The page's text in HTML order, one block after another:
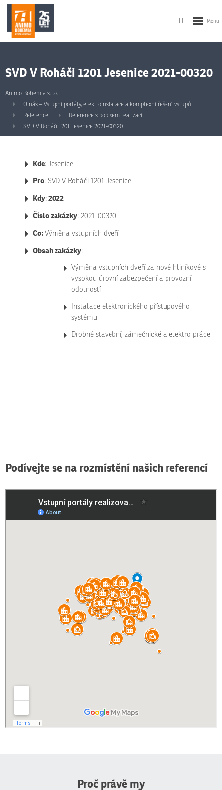
SVD V Roháči 1201 Jesenice 2021-00320
Animo Bohemia s.r.o.
O nás – Vstupní portály, elektroinstalace a komplexní řešení vstupů
Reference
Reference s popisem realizací
SVD V Roháči 1201 Jesenice 2021-00320
Kde: Jesenice
Pro: SVD V Roháči 1201 Jesenice
Kdy:2022
Číslo zakázky: 2021-00320
Co:Výměna vstupních dveří
Obsah zakázky:
Výměna vstupních dveří za nové hliníkové s
vysokou úrovní zabezpečení a provozní
odolností
Instalace elektronického přístupového
systému
Drobné stavební, zámečnické a elektro práce
Podívejte se na rozmístění našich referencí
Proč právě my